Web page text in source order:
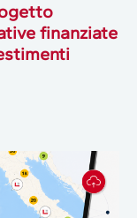
finanziate